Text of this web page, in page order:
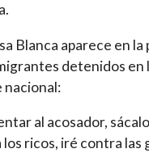
Blanca aparece en
detenidos en
nacional:
al acosador,
ricos, iré contra las